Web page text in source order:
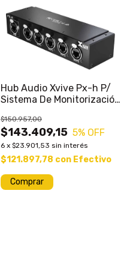
Hub Audio Xvive Px-h P/
Sistema De Monitorización
$143.409,15
$150.957,00
5% OFF
6 x $23.901,53 sin interés
$121.897,78 con Efectivo